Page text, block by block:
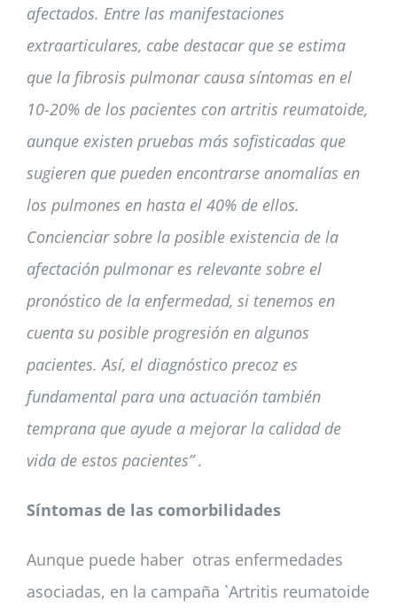
afectados. Entre las manifestaciones
extraarticulares, cabe destacar que se estima
que la fibrosis pulmonar causa síntomas en el
10-20% de los pacientes con artritis reumatoide,
aunque existen pruebas más sofisticadas que
sugieren que pueden encontrarse anomalías en
los pulmones en hasta el 40% de ellos.
Concienciar sobre la posible existencia de la
afectación pulmonar es relevante sobre el
pronóstico de la enfermedad, si tenemos en
cuenta su posible progresión en algunos
pacientes. Así, el diagnóstico precoz es
fundamental para una actuación también
temprana que ayude a mejorar la calidad de
vida de estos pacientes” .
Síntomas de las comorbilidades
Aunque puede haber otras enfermedades
asociadas, en la campaña `Artritis reumatoide